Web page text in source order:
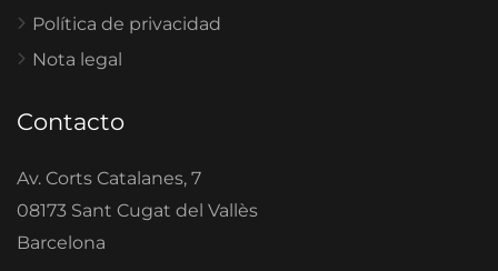
Política de privacidad
Nota legal
Contacto
Av. Corts Catalanes, 7
08173 Sant Cugat del Vallès
Barcelona